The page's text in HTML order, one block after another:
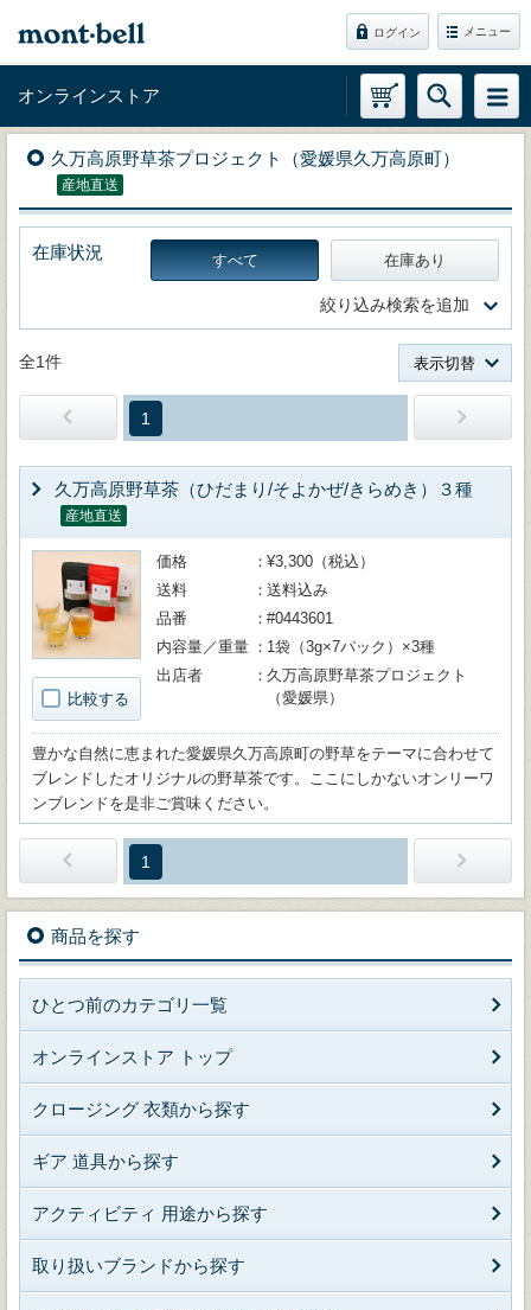
ログイン メニュー
オンラインストア
久万高原野草茶プロジェクト（愛媛県久万高原町）
産地直送
在庫状況 すべて 在庫あり
絞り込み検索を追加
全1件 表示切替
1
久万高原野草茶（ひだまり/そよかぜ/きらめき）３種
産地直送
比較する
価格
¥3,300（税込）
送料
送料込み
品番
#0443601
内容量／重量
1袋（3g×7パック）×3種
出店者
久万高原野草茶プロジェクト
（愛媛県）
豊かな自然に恵まれた愛媛県久万高原町の野草をテーマに合わせて
ブレンドしたオリジナルの野草茶です。ここにしかないオンリーワ
ンブレンドを是非ご賞味ください。
1
商品を探す
ひとつ前のカテゴリ一覧
オンラインストア トップ
クロージング 衣類から探す
ギア 道具から探す
アクティビティ 用途から探す
取り扱いブランドから探す